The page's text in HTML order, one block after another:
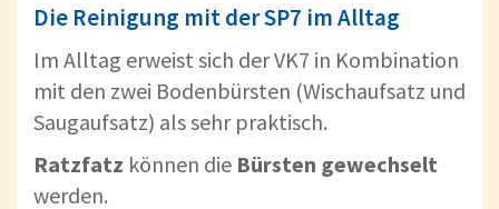
Die Reinigung mit der SP7 im Alltag
Im Alltag erweist sich der VK7 in Kombination
mit den zwei Bodenbürsten (Wischaufsatz und
Saugaufsatz) als sehr praktisch.
Ratzfatz können die Bürsten gewechselt
werden.